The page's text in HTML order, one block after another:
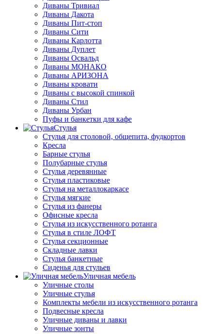
Диваны Тривиал
Диваны Дакота
Диваны Пит-стоп
Диваны Сити
Диваны Карлотта
Диваны Дуплет
Диваны Освальд
Диваны МОНАКО
Диваны АРИЗОНА
Диваны кровати
Диваны с высокой спинкой
Диваны Стил
Диваны Урбан
Пуфы и банкетки для кафе
Стулья
Стулья для столовой, общепита, фудкортов
Кресла
Барные стулья
Полубарные стулья
Стулья деревянные
Стулья пластиковые
Стулья на металлокаркасе
Стулья мягкие
Стулья из фанеры
Офисные кресла
Стулья из искусственного ротанга
Стулья в стиле ЛОФТ
Стулья секционные
Складные лавки
Стулья банкетные
Сиденья для стульев
Уличная мебель
Уличные столы
Уличные стулья
Комплекты мебели из искусственного ротанга
Подвесные кресла
Уличные диваны и лавки
Уличные зонты